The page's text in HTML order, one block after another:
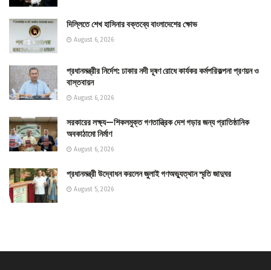
দিল্লিতে শেখ হাসিনার বক্তব্যে বাংলাদেশের ক্ষোভ
August 6, 2026
প্রধানমন্ত্রীর নির্দেশ: ঢাকার নদী দূষণ রোধে কার্যকর কর্মপরিকল্পনা প্রণয়ন ও
বাস্তবায়ন
August 6, 2026
সরকারের লক্ষ্য—শিকলমুক্ত গণতান্ত্রিক দেশ গড়ার জন্য প্রাতিষ্ঠানিক
অবকাঠামো নির্মাণ
August 6, 2026
প্রধানমন্ত্রী উদ্বোধন করলেন জুলাই গণঅভ্যুত্থান স্মৃতি জাদুঘর
August 5, 2026